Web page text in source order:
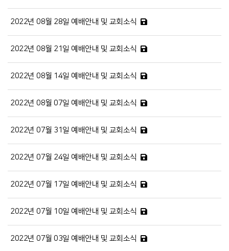
2022년 08월 28일 예배안내 및 교회소식
2022년 08월 21일 예배안내 및 교회소식
2022년 08월 14일 예배안내 및 교회소식
2022년 08월 07일 예배안내 및 교회소식
2022년 07월 31일 예배안내 및 교회소식
2022년 07월 24일 예배안내 및 교회소식
2022년 07월 17일 예배안내 및 교회소식
2022년 07월 10일 예배안내 및 교회소식
2022년 07월 03일 예배안내 및 교회소식